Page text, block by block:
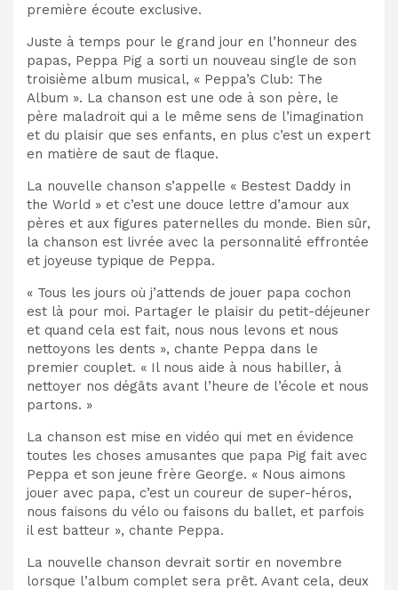
première écoute exclusive.
Juste à temps pour le grand jour en l’honneur des
papas, Peppa Pig a sorti un nouveau single de son
troisième album musical, « Peppa’s Club: The
Album ». La chanson est une ode à son père, le
père maladroit qui a le même sens de l’imagination
et du plaisir que ses enfants, en plus c’est un expert
en matière de saut de flaque.
La nouvelle chanson s’appelle « Bestest Daddy in
the World » et c’est une douce lettre d’amour aux
pères et aux figures paternelles du monde. Bien sûr,
la chanson est livrée avec la personnalité effrontée
et joyeuse typique de Peppa.
« Tous les jours où j’attends de jouer papa cochon
est là pour moi. Partager le plaisir du petit-déjeuner
et quand cela est fait, nous nous levons et nous
nettoyons les dents », chante Peppa dans le
premier couplet. « Il nous aide à nous habiller, à
nettoyer nos dégâts avant l’heure de l’école et nous
partons. »
La chanson est mise en vidéo qui met en évidence
toutes les choses amusantes que papa Pig fait avec
Peppa et son jeune frère George. « Nous aimons
jouer avec papa, c’est un coureur de super-héros,
nous faisons du vélo ou faisons du ballet, et parfois
il est batteur », chante Peppa.
La nouvelle chanson devrait sortir en novembre
lorsque l’album complet sera prêt. Avant cela, deux